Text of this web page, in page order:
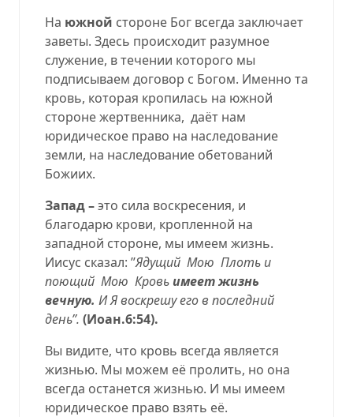
На южной стороне Бог всегда заключает
заветы. Здесь происходит разумное
служение, в течении которого мы
подписываем договор с Богом. Именно та
кровь, которая кропилась на южной
стороне жертвенника, даёт нам
юридическое право на наследование
земли, на наследование обетований
Божиих.
Запад –это сила воскресения, и
благодарю крови, кропленной на
западной стороне, мы имеем жизнь.
Иисус сказал: ’’Ядущий Мою Плоть и
поющий Мою Кровь имеет жизнь
вечную. И Я воскрешу его в последний
день’’. (Иоан.6:54).
Вы видите, что кровь всегда является
жизнью. Мы можем её пролить, но она
всегда останется жизнью. И мы имеем
юридическое право взять её.